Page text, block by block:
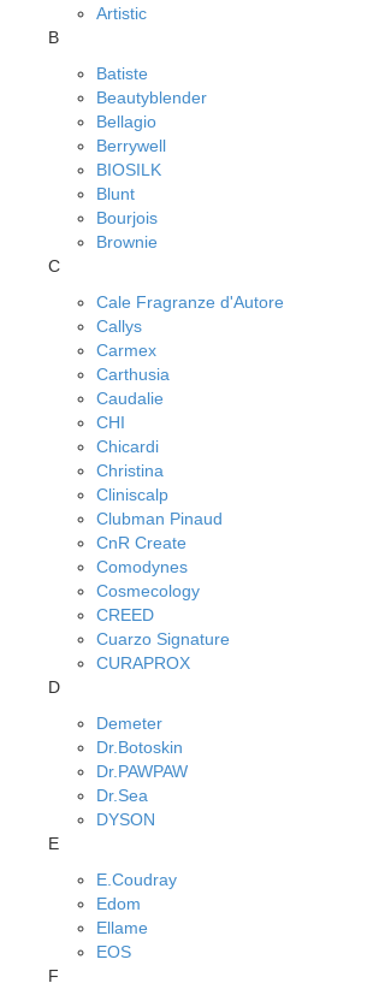
Artistic
B
Batiste
Beautyblender
Bellagio
Berrywell
BIOSILK
Blunt
Bourjois
Brownie
C
Cale Fragranze d'Autore
Callys
Carmex
Carthusia
Caudalie
CHI
Chicardi
Christina
Cliniscalp
Clubman Pinaud
CnR Create
Comodynes
Cosmecology
CREED
Cuarzo Signature
CURAPROX
D
Demeter
Dr.Botoskin
Dr.PAWPAW
Dr.Sea
DYSON
E
E.Coudray
Edom
Ellame
EOS
F